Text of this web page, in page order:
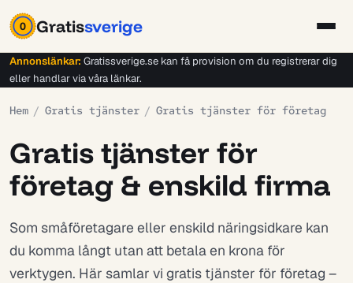
0 Gratissverige
Annonslänkar: Gratissverige.se kan få provision om du registrerar dig
eller handlar via våra länkar.
Hem / Gratis tjänster / Gratis tjänster för företag
Gratis tjänster för
företag & enskild firma
Som småföretagare eller enskild näringsidkare kan
du komma långt utan att betala en krona för
verktygen. Här samlar vi gratis tjänster för företag –